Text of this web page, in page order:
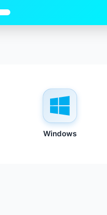
Windows